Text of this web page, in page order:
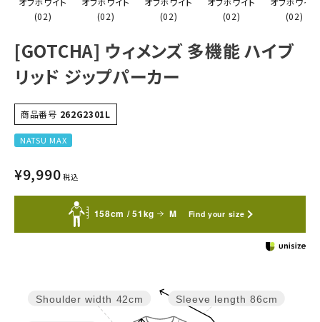
(02)
(02)
(02)
(02)
(02)
[GOTCHA] ウィメンズ 多機能 ハイブ
リッド ジップパーカー
商品番号 262G2301L
NATSU MAX
¥9,990 税込
158cm / 51kg M Find your size
Sleeve length 86cm
Shoulder width 42cm